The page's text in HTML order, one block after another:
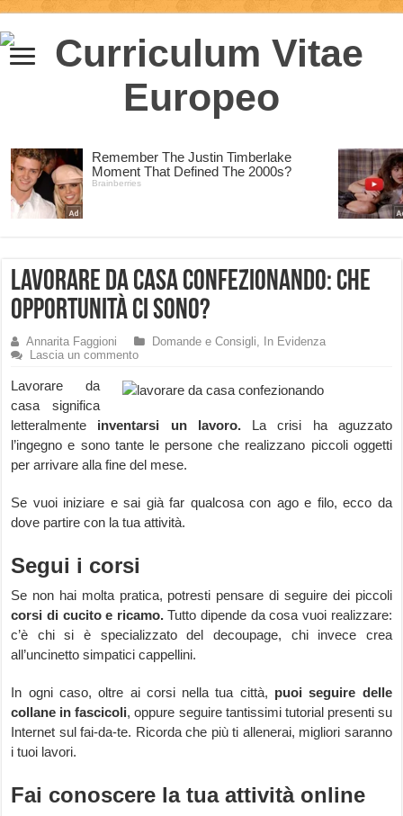
Lavorare da casa Confezionando: che
opportunità ci sono?
Annarita Faggioni Domande e Consigli,
In Evidenza
Lascia un commento
Lavorare da
casa significa
letteralmente inventarsi un lavoro.La crisi ha aguzzato
l’ingegno e sono tante le persone che realizzano piccoli oggetti
per arrivare alla fine del mese.
Se vuoi iniziare e sai già far qualcosa con ago e filo, ecco da
dove partire con la tua attività.
Segui i corsi
Se non hai molta pratica, potresti pensare di seguire dei piccoli
corsi di cucito e ricamo.Tutto dipende da cosa vuoi realizzare:
c’è chi si è specializzato del decoupage, chi invece crea
all’uncinetto simpatici cappellini.
In ogni caso, oltre ai corsi nella tua città, puoi seguire delle
collane in fascicoli, oppure seguire tantissimi tutorial presenti su
Internet sul fai-da-te. Ricorda che più ti allenerai, migliori saranno
i tuoi lavori.
Fai conoscere la tua attività online